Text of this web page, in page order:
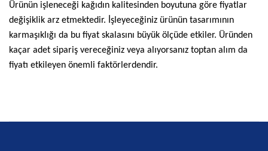
Ürünün işleneceği kağıdın kalitesinden boyutuna göre fiyatlar
değişiklik arz etmektedir. İşleyeceğiniz ürünün tasarımının
karmaşıklığı da bu fiyat skalasını büyük ölçüde etkiler. Üründen
kaçar adet sipariş vereceğiniz veya alıyorsanız toptan alım da
fiyatı etkileyen önemli faktörlerdendir.